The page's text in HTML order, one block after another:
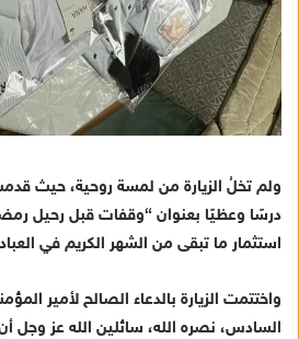
ولم تخلُ الزيارة من لمسة روحية، حيث
درسًا وعظيًا بعنوان “وقفات قبل رحيل
استثمار ما تبقى من الشهر الكريم في
واختتمت الزيارة بالدعاء الصالح لأمير
السادس، نصره الله، سائلين الله عز وجل